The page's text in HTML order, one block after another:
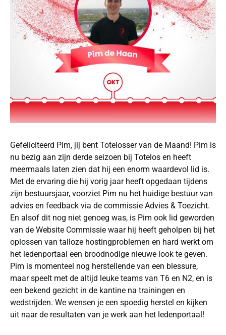
Gefeliciteerd Pim, jij bent Totelosser van de Maand! Pim is
nu bezig aan zijn derde seizoen bij Totelos en heeft
meermaals laten zien dat hij een enorm waardevol lid is.
Met de ervaring die hij vorig jaar heeft opgedaan tijdens
zijn bestuursjaar, voorziet Pim nu het huidige bestuur van
advies en feedback via de commissie Advies & Toezicht.
En alsof dit nog niet genoeg was, is Pim ook lid geworden
van de Website Commissie waar hij heeft geholpen bij het
oplossen van talloze hostingproblemen en hard werkt om
het ledenportaal een broodnodige nieuwe look te geven.
Pim is momenteel nog herstellende van een blessure,
maar speelt met de altijd leuke teams van T6 en N2, en is
een bekend gezicht in de kantine na trainingen en
wedstrijden. We wensen je een spoedig herstel en kijken
uit naar de resultaten van je werk aan het ledenportaal!